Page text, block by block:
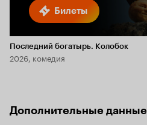
Билеты
Последний богатырь. Колобок
2026, комедия
Дополнительные данные